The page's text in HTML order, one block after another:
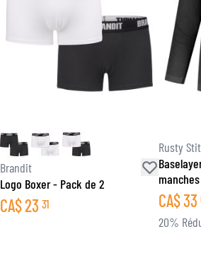
Brandit
Logo Boxer - Pack de 2
CA$23 31
Rusty
CA$33
20%